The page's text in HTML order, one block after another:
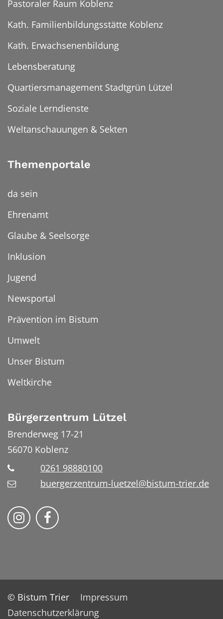
Pastoraler Raum Koblenz
Kath. Familienbildungsstätte Koblenz
Kath. Erwachsenenbildung
Lebensberatung
Quartiersmanagement Stadtgrün Lützel
Soziale Lerndienste
Weltanschauungen & Sekten
Themenportale
da sein
Ehrenamt
Glaube & Seelsorge
Inklusion
Jugend
Newsportal
Prävention im Bistum
Umwelt
Unser Bistum
Weltkirche
Bürgerzentrum Lützel
Brenderweg 17-21
56070 Koblenz
0261 98880100
buergerzentrum-luetzel@bistum-trier.de
Folge uns auf Instragram
Folge uns auf Facebook
© Bistum Trier
Impressum
Datenschutzerklärung